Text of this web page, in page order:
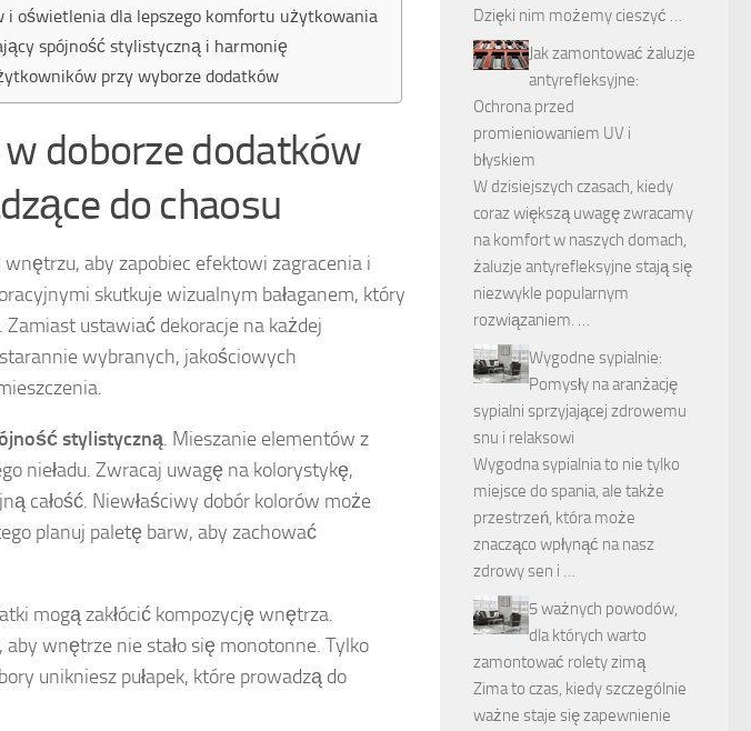
i oświetlenia dla lepszego komfortu użytkowania
spójność stylistyczną i harmonię
przy wyborze dodatków
w doborze dodatków
do chaosu
aby zapobiec efektowi zagracenia i
skutkuje wizualnym bałaganem, który
ustawiać dekoracje na każdej
wybranych, jakościowych
stylistyczną. Mieszanie elementów z
nieładu. Zwracaj uwagę na kolorystykę,
całość. Niewłaściwy dobór kolorów może
planuj paletę barw, aby zachować
mogą zakłócić kompozycję wnętrza.
wnętrze nie stało się monotonne. Tylko
unikniesz pułapek, które prowadzą do
Dzięki nim możemy cieszyć …
Jak zamontować żaluzje
antyrefleksyjne:
Ochrona przed
promieniowaniem UV i
błyskiem
W dzisiejszych czasach, kiedy
coraz większą uwagę zwracamy
na komfort w naszych domach,
żaluzje antyrefleksyjne stają się
niezwykle popularnym
rozwiązaniem. …
Wygodne sypialnie:
Pomysły na aranżację
sypialni sprzyjającej zdrowemu
snu i relaksowi
Wygodna sypialnia to nie tylko
miejsce do spania, ale także
przestrzeń, która może
znacząco wpłynąć na nasz
zdrowy sen i …
5 ważnych powodów,
dla których warto
zamontować rolety zimą
Zima to czas, kiedy szczególnie
ważne staje się zapewnienie